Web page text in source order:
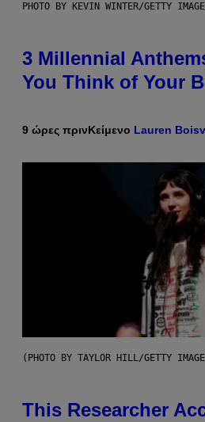
PHOTO BY KEVIN WINTER/GETTY
3 Millennial
You Think of Your
9 ώρες πρινΚείμενο Lauren
(PHOTO BY TAYLOR HILL/GETTY
This Researcher